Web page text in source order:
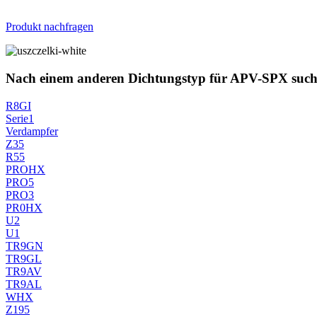
Produkt nachfragen
Nach einem anderen Dichtungstyp für APV-SPX
R8GI
Serie1
Verdampfer
Z35
R55
PROHX
PRO5
PRO3
PR0HX
U2
U1
TR9GN
TR9GL
TR9AV
TR9AL
WHX
Z195